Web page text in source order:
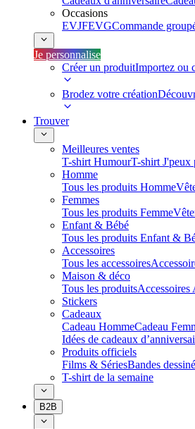
Occasions
EVJFEVGCommande
Je personnalise
Créer un produitImportez ou
Brodez votre création
Trouver
Meilleures ventes
T-shirt HumourT-shirt J'peux
Homme
Tous les produits Homme
Femmes
Tous les produits Femme
Enfant & Bébé
Tous les produits Enfant &
Accessoires
Tous les accessoires
Maison & déco
Tous les produitsAccessoires
Stickers
Cadeaux
Cadeau HommeCadeau
Idées de cadeaux
Produits officiels
Films & SériesBandes
T-shirt de la semaine
B2B